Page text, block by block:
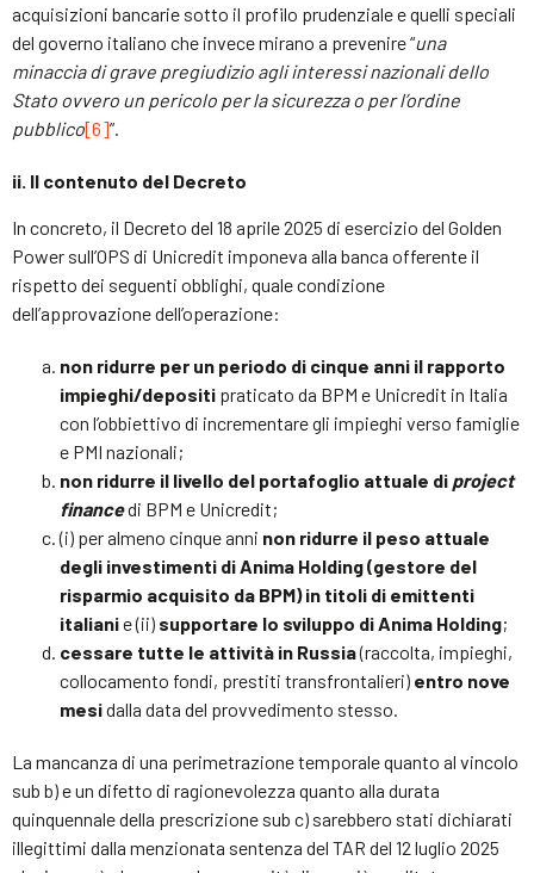
acquisizioni bancarie sotto il profilo prudenziale e quelli speciali
del governo italiano che invece mirano a prevenire “una
minaccia di grave pregiudizio agli interessi nazionali dello
Stato ovvero un pericolo per la sicurezza o per l’ordine
pubblico[6]”.
ii. Il contenuto del Decreto
In concreto, il Decreto del 18 aprile 2025 di esercizio del Golden
Power sull’OPS di Unicredit imponeva alla banca offerente il
rispetto dei seguenti obblighi, quale condizione
dell’approvazione dell’operazione:
non ridurre per un periodo di cinque anni il rapporto
impieghi/depositi praticato da BPM e Unicredit in Italia
con l’obbiettivo di incrementare gli impieghi verso famiglie
e PMI nazionali;
non ridurre il livello del portafoglio attuale di project
financedi BPM e Unicredit;
(i) per almeno cinque anni non ridurre il peso attuale
degli investimenti di Anima Holding (gestore del
risparmio acquisito da BPM) in titoli di emittenti
italianie (ii) supportare lo sviluppo di Anima Holding;
cessare tutte le attività in Russia(raccolta, impieghi,
collocamento fondi, prestiti transfrontalieri) entro nove
mesidalla data del provvedimento stesso.
La mancanza di una perimetrazione temporale quanto al vincolo
sub b) e un difetto di ragionevolezza quanto alla durata
quinquennale della prescrizione sub c) sarebbero stati dichiarati
illegittimi dalla menzionata sentenza del TAR del 12 luglio 2025